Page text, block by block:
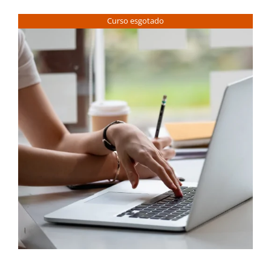
Curso esgotado